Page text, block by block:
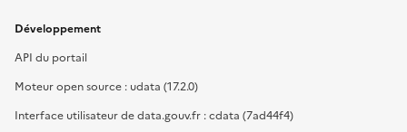
Développement
API du portail
Moteur open source : udata (17.2.0)
Interface utilisateur de data.gouv.fr : cdata (7ad44f4)